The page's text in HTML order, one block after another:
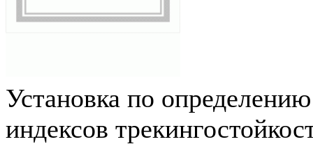
Установка по
индексов